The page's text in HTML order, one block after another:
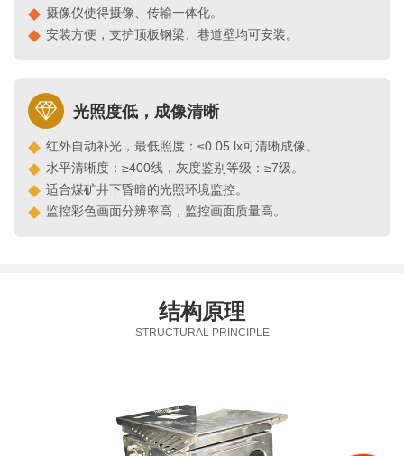
摄像仪使得摄像、传输一体化。
安装方便，支护顶板钢梁、巷道壁均可安装。
光照度低，成像清晰
红外自动补光，最低照度：≤0.05 lx可清晰成像。
水平清晰度：≥400线，灰度鉴别等级：≥7级。
适合煤矿井下昏暗的光照环境监控。
监控彩色画面分辨率高，监控画面质量高。
结构原理
STRUCTURAL PRINCIPLE